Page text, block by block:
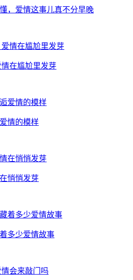
，爱情这事儿真不分早晚
在尴尬里发芽
情的模样
悄悄发芽
多少爱情故事